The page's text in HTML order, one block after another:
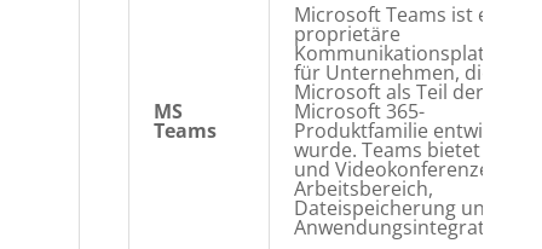
MS
Teams
Microsoft Teams ist eine
proprietäre
Kommunikationsplattform
für Unternehmen, die von
Microsoft als Teil der
Microsoft 365-
Produktfamilie entwickelt
wurde. Teams bietet Chat
und Videokonferenzen im
Arbeitsbereich,
Dateispeicherung und
Anwendungsintegration.